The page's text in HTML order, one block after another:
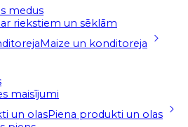
medus
riekstiem un sēklām
Maize un konditoreja
maisījumi
Piena produkti un olas